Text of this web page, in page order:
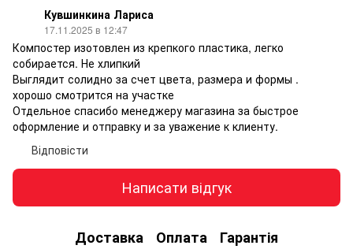
Кувшинкина Лариса
17.11.2025 в 12:47
Компостер изотовлен из крепкого пластика, легко
собирается. Не хлипкий
Выглядит солидно за счет цвета, размера и формы .
хорошо смотрится на участке
Отдельное спасибо менеджеру магазина за быстрое
оформление и отправку и за уважение к клиенту.
Відповісти
Написати відгук
Доставка Оплата Гарантія